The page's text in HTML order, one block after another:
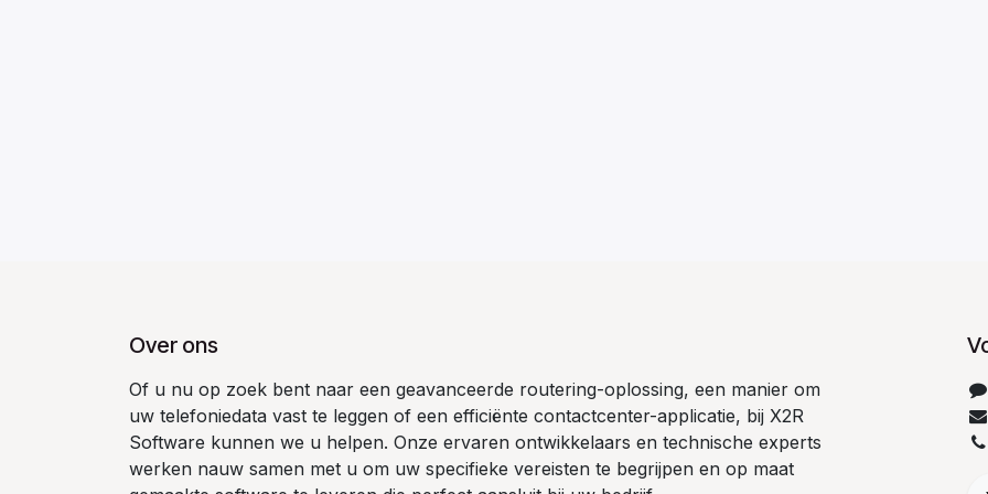
Over ons
Of u nu op zoek bent naar een geavanceerde routering-oplossing, een manier om
uw telefoniedata vast te leggen of een efficiënte contactcenter-applicatie, bij X2R
Software kunnen we u helpen. Onze ervaren ontwikkelaars en technische experts
werken nauw samen met u om uw specifieke vereisten te begrijpen en op maat